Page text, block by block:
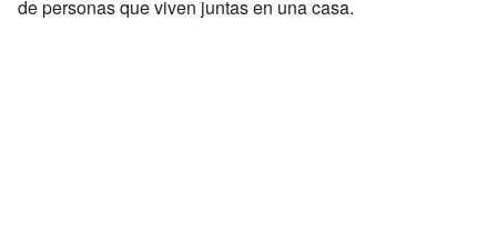
de personas que viven juntas en una casa.